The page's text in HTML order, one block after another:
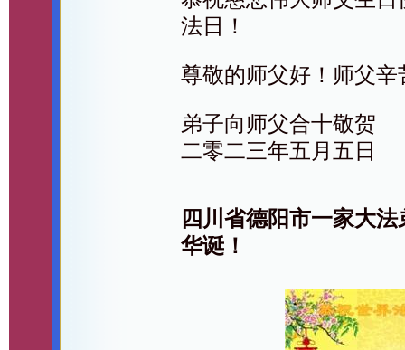
法日！
尊敬的师父好！师父辛
弟子向师父合十敬贺
二零二三年五月五日
四川省德阳市一家大
华诞！